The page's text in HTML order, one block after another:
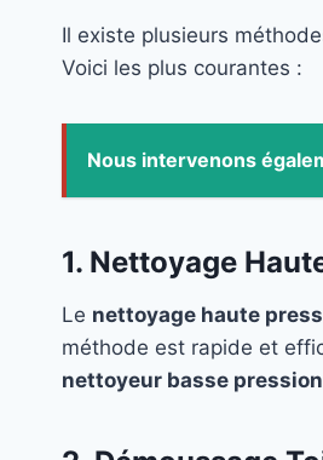
Il existe plusieurs
Voici les plus courantes :
Nous intervenons
1. Nettoyage
Le nettoyage haute
méthode est rapide et
nettoyeur basse pression